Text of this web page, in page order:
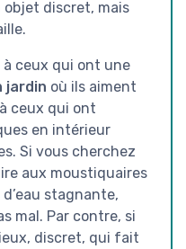
objet discret, mais
ceux qui ont une
jardin où ils aiment
ceux qui ont
en intérieur
Si vous cherchez
aux moustiquaires
stagnante,
mal. Par contre, si
discret, qui fait